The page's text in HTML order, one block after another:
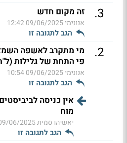
3
. זה מקום חדש
אנונימי09/06/2025 12:42
הגב לתגובה זו
2
.
מי מתקרב לאשפה
פי התחת של גלילות
אנונימי09/06/2025 10:54
הגב לתגובה זו
אין כניסה
מוח
יאשיהו סמית06/2025 15:18
הגב לתגובה זו